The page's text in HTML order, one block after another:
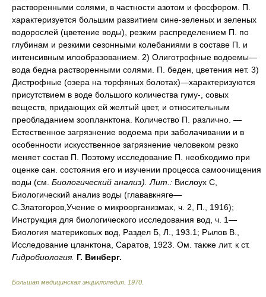
растворенными солями, в частности азотом и фосфором. П.
характеризуется большим развитием сине-зеленых и зеленых
водорослей (цветение воды), резким распределением П. по
глубинам и резкими сезонными колебаниями в составе П. и
интенсивным илообразованием. 2) Олиготрофные водоемы—
вода бедна растворенными солями. П. беден, цветения нет. 3)
Дистрофные (озера на торфяных болотах)—характеризуются
присутствием в воде большого количества гуму-, совых
веществ, придающих ей желтый цвет, и относительным
преобладанием зоопланктона. Количество П. различно. —
Естественное загрязнение водоема при заболачивании и в
особенности искусственное загрязнение человеком резко
меняет состав П. Поэтому исследование П. необходимо при
оценке сан. состояния его и изучении процесса самоочищения
воды (см. Биологический анализ). Лит.: Вислоух С,
Биологический анализ воды (глававкняге—
С.Златогоров,Учение о микроорганизмах, ч. 2, П., 1916);
Инструкция для биологического исследования вод, ч. 1—
Биология материковых вод, Раздел Б, Л., 193.1; Рылов В.,
Исследование цланктона, Саратов, 1923. Ом. также лит. к ст.
Гидробиология. Г. Винберг.
Большая медицинская энциклопедия 1970